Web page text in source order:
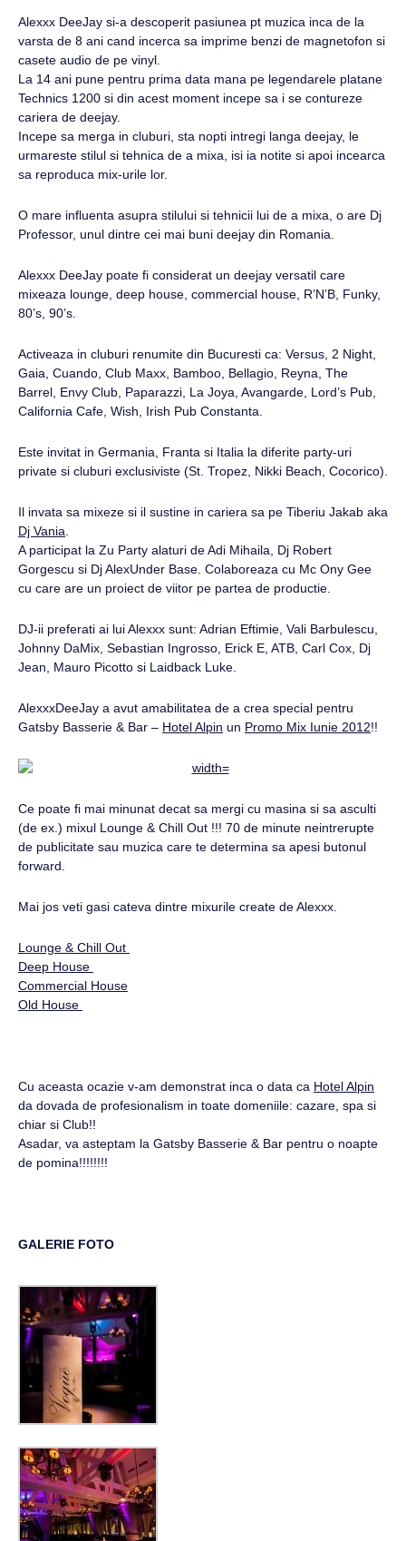
Alexxx DeeJay si-a descoperit pasiunea pt muzica inca de la
varsta de 8 ani cand incerca sa imprime benzi de magnetofon si
casete audio de pe vinyl.
La 14 ani pune pentru prima data mana pe legendarele platane
Technics 1200 si din acest moment incepe sa i se contureze
cariera de deejay.
Incepe sa merga in cluburi, sta nopti intregi langa deejay, le
urmareste stilul si tehnica de a mixa, isi ia notite si apoi incearca
sa reproduca mix-urile lor.
O mare influenta asupra stilului si tehnicii lui de a mixa, o are Dj
Professor, unul dintre cei mai buni deejay din Romania.
Alexxx DeeJay poate fi considerat un deejay versatil care
mixeaza lounge, deep house, commercial house, R’N’B, Funky,
80’s, 90’s.
Activeaza in cluburi renumite din Bucuresti ca: Versus, 2 Night,
Gaia, Cuando, Club Maxx, Bamboo, Bellagio, Reyna, The
Barrel, Envy Club, Paparazzi, La Joya, Avangarde, Lord’s Pub,
California Cafe, Wish, Irish Pub Constanta.
Este invitat in Germania, Franta si Italia la diferite party-uri
private si cluburi exclusiviste (St. Tropez, Nikki Beach, Cocorico).
Il invata sa mixeze si il sustine in cariera sa pe Tiberiu Jakab aka
Dj Vania
A participat la Zu Party alaturi de Adi Mihaila, Dj Robert
Gorgescu si Dj AlexUnder Base. Colaboreaza cu Mc Ony Gee
cu care are un proiect de viitor pe partea de productie.
DJ-ii preferati ai lui Alexxx sunt: Adrian Eftimie, Vali Barbulescu,
Johnny DaMix, Sebastian Ingrosso, Erick E, ATB, Carl Cox, Dj
Jean, Mauro Picotto si Laidback Luke.
AlexxxDeeJay a avut amabilitatea de a crea special pentru
Gatsby Basserie & Bar – Hotel Alpin un Promo Mix Iunie 2012!!
Ce poate fi mai minunat decat sa mergi cu masina si sa asculti
(de ex.) mixul Lounge & Chill Out !!! 70 de minute neintrerupte
de publicitate sau muzica care te determina sa apesi butonul
forward.
Mai jos veti gasi cateva dintre mixurile create de Alexxx.
Lounge & Chill Out
Deep House
Commercial House
Old House
Cu aceasta ocazie v-am demonstrat inca o data ca Hotel Alpin
da dovada de profesionalism in toate domeniile: cazare, spa si
chiar si Club!!
Asadar, va asteptam la Gatsby Basserie & Bar pentru o noapte
de pomina!!!!!!!!
GALERIE FOTO